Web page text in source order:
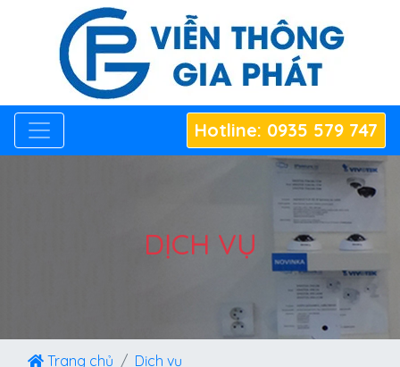
Hotline: 0935 579 747
DỊCH VỤ
Trang chủ
Dịch vụ